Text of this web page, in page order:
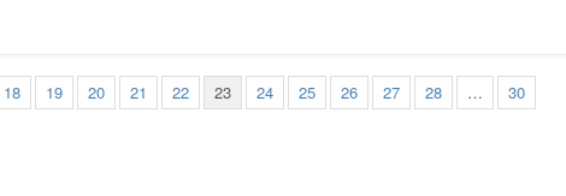
18 19 20 21 22 23 24 25 26 27 28 …
30